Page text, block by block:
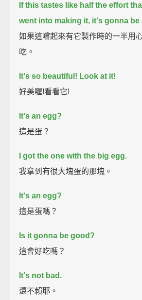
If this tastes like half the effort
went into making it, it's gonna be
如果這嚐起來有它製作時的一半用
吃。
It's so beautiful! Look at it!
好美喔!看看它!
It's an egg?
這是蛋？
I got the one with the big egg.
我拿到有很大塊蛋的那塊。
It's an egg?
這是蛋嗎？
Is it gonna be good?
這會好吃嗎？
It's not bad.
還不賴耶。